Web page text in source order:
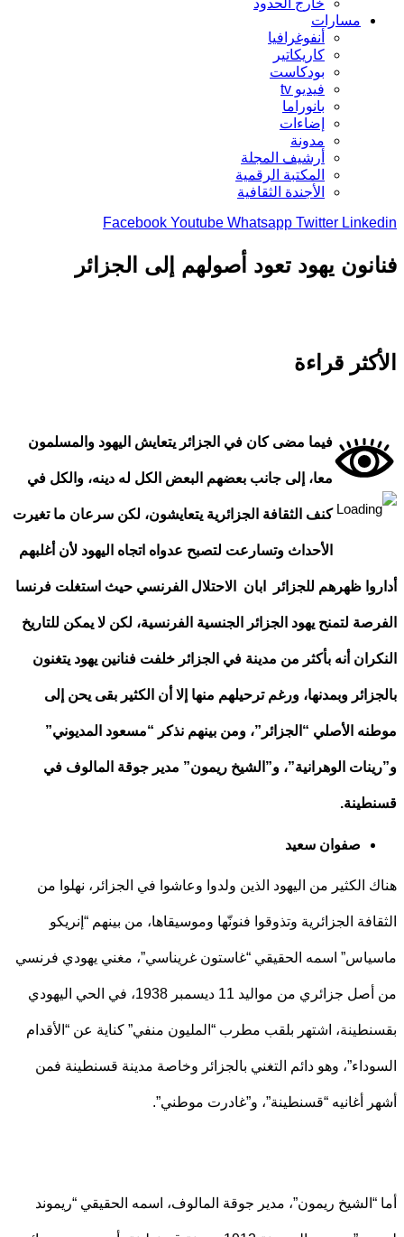
خارج الحدود
مسارات
أنفوغرافيا
كاريكاتير
بودكاست
فيديو tv
بانوراما
إضاءات
مدونة
أرشيف المجلة
المكتبة الرقمية
الأجندة الثقافية
Facebook Youtube Whatsapp Twitter
يهود تعود أصولهم إلى الجزائر
قراءة
فيما مضى كان في الجزائر يتعايش اليهود والمسلمون
معا، إلى جانب بعضهم البعض الكل له دينه، والكل في
كنف الثقافة الجزائرية يتعايشون، لكن سرعان ما تغيرت
الأحداث وتسارعت لتصبح عدواه اتجاه اليهود لأن أغلبهم
ظهرهم للجزائر ابان الاحتلال الفرنسي حيث استغلت فرنسا
لتمنح يهود الجزائر الجنسية الفرنسية، لكن لا يمكن للتاريخ
أنه بأكثر من مدينة في الجزائر خلفت فنانين يهود يتغنون
وبمدنها، ورغم ترحيلهم منها إلا أن الكثير بقى يحن إلى
الأصلي “الجزائر”، ومن بينهم نذكر “مسعود المديوني”
الوهرانية”، و”الشيخ ريمون” مدير جوقة المالوف في
.
صفوان سعيد
الكثير من اليهود الذين ولدوا وعاشوا في الجزائر، نهلوا من
الجزائرية وتذوقوا فنونّها وموسيقاها، من بينهم “إنريكو
اسمه الحقيقي “غاستون غريناسي”، مغني يهودي فرنسي
من أصل جزائري من مواليد 11 ديسمبر 1938، في الحي اليهودي
اشتهر بلقب مطرب “المليون منفي” كناية عن “الأقدام
وهو دائم التغني بالجزائر وخاصة مدينة قسنطينة فمن
أغانيه “قسنطينة”، و”غادرت موطني”.
ريمون”، مدير جوقة المالوف، اسمه الحقيقي “ريموند